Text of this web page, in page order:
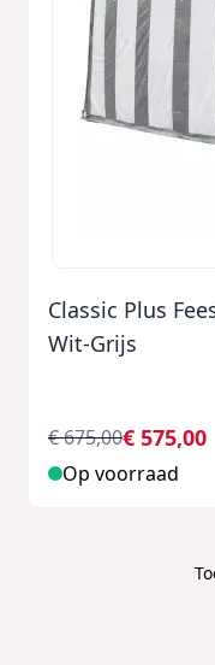
Classic Plus
Wit-Grijs
€ 575,00
€ 675,00
Op voorraad